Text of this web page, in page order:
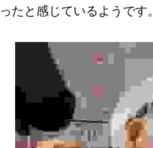
ったと感じているようです。